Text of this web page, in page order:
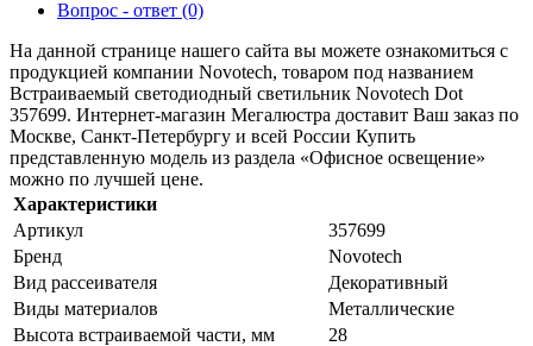
Вопрос - ответ (0)
На данной странице нашего сайта вы можете ознакомиться с
продукцией компании Novotech, товаром под названием
Встраиваемый светодиодный светильник Novotech Dot
357699. Интернет-магазин Мегалюстра доставит Ваш заказ по
Москве, Санкт-Петербургу и всей России Купить
представленную модель из раздела «Офисное освещение»
можно по лучшей цене.
Характеристики
Артикул
357699
Бренд
Novotech
Вид рассеивателя
Декоративный
Виды материалов
Металлические
Высота встраиваемой части, мм
28